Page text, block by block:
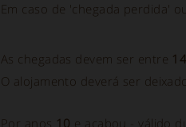
Em caso de 'chegada perdida'
As chegadas devem ser entre
O alojamento deverá ser
Por anos 10 e acabou - válido